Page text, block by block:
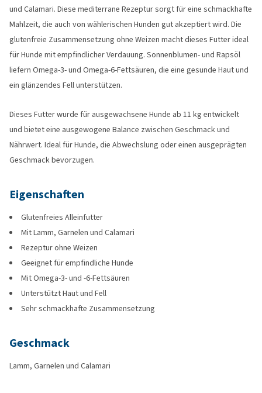
und Calamari. Diese mediterrane Rezeptur sorgt für eine schmackhafte
Mahlzeit, die auch von wählerischen Hunden gut akzeptiert wird. Die
glutenfreie Zusammensetzung ohne Weizen macht dieses Futter ideal
für Hunde mit empfindlicher Verdauung. Sonnenblumen- und Rapsöl
liefern Omega-3- und Omega-6-Fettsäuren, die eine gesunde Haut und
ein glänzendes Fell unterstützen.
Dieses Futter wurde für ausgewachsene Hunde ab 11 kg entwickelt
und bietet eine ausgewogene Balance zwischen Geschmack und
Nährwert. Ideal für Hunde, die Abwechslung oder einen ausgeprägten
Geschmack bevorzugen.
Eigenschaften
Glutenfreies Alleinfutter
Mit Lamm, Garnelen und Calamari
Rezeptur ohne Weizen
Geeignet für empfindliche Hunde
Mit Omega-3- und -6-Fettsäuren
Unterstützt Haut und Fell
Sehr schmackhafte Zusammensetzung
Geschmack
Lamm, Garnelen und Calamari